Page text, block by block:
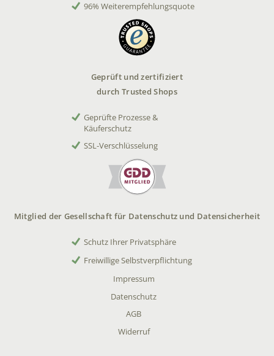
96% Weiterempfehlungsquote
Geprüft und zertifiziert
durch Trusted Shops
Geprüfte Prozesse &
Käuferschutz
SSL-Verschlüsselung
Mitglied der Gesellschaft für Datenschutz und Datensicherheit
Schutz Ihrer Privatsphäre
Freiwillige Selbstverpflichtung
Impressum
Datenschutz
AGB
Widerruf